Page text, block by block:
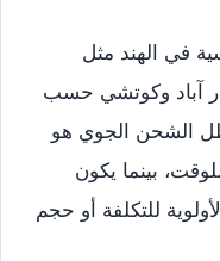
في الهند مثل
آباد وكوتشي حسب
الشحن الجوي هو
بينما يكون
للتكلفة أو حجم